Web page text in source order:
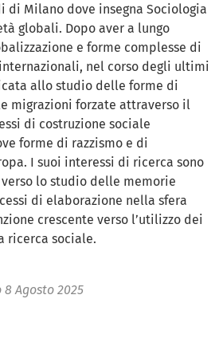
di Milano dove insegna Sociologia
globali. Dopo aver a lungo
e forme complesse di
nel corso degli ultimi
allo studio delle forme di
migrazioni forzate attraverso il
di costruzione sociale
forme di razzismo e di
I suoi interessi di ricerca sono
lo studio delle memorie
di elaborazione nella sfera
crescente verso l’utilizzo dei
ricerca sociale.
8 Agosto 2025